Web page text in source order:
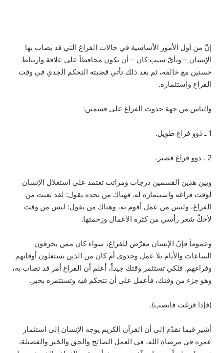
إنّ من أول الأمور الأساسية في حالات الفراغ التي قد يصاب بها
الإنسان – وبأيّ سبب كان – أن يكون محافظاً على علاقة وارتباط
حسنين مع خالقه، ثم بعد ذلك تأتي قضيته التحكم الجدي في وقت
الفراغ واستثماره.
والناس من جهة حدوث الفراغ على قسمين:
1 ـ ذوو فراغ طويل.
2 ـ ذوو فراغ قصير.
وبين هذين القسمين درجات ومراتب تعتمد على استغلال الإنسان
لوقت فراغه واستثماره له. فهناك من تجده يقول: لقد تعبت من
الفراغ، وليس من عمل أقوم به، وهناك من يقول: ليس من وقت
لأحكّ شعر رأسي من كثرة الأعمال وزحمتها.
وعموماً فإنّ الإنسان معرّض للفراغ، سواء كان ممن يحرقون
الساعات والأيام بلا عمل وجدوى أم كان من الذين يستغلون أوقاتهم
وفراغهم. فلكي تستثمر وقتك جيداً، أعلم أن الفراغ أمر قد تصاب به،
وهو جزء من وقتك، فأعمل على أن تتحكم فيه وتستثمره بخير.
(فإذا فرغت فانصب).
أشير فيما تقدّم إلى أن القرآن الكريم يوجه الإنسان إلى استثمار
عمره في مرضاة الله، في العمل الصالح والحق والخير والفضيلة،